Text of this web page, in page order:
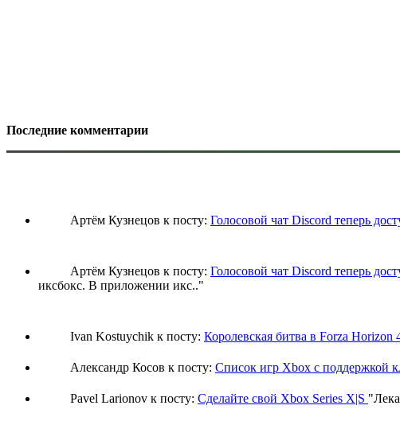
Последние комментарии
Артём Кузнецов к посту: Голосовой чат Discord теперь
Артём Кузнецов к посту: Голосовой чат Discord теперь
иксбокс. В приложении икс.."
Ivan Kostuychik к посту: Королевская битва в Forza Horizon
Александр Косов к посту: Список игр Xbox c поддержкой
Pavel Larionov к посту: Сделайте свой Xbox Series X|S "